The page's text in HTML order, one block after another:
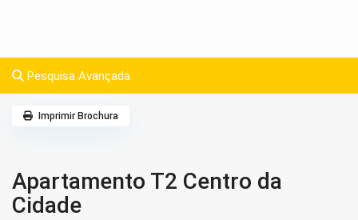
Pesquisa Avançada
Apartamento T2 Centro da
Cidade
Imprimir Brochura